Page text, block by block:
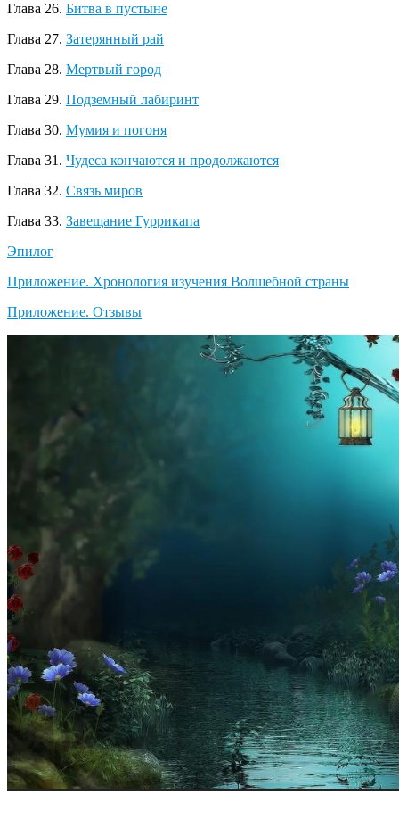
Глава 26. Битва в пустыне
Глава 27. Затерянный рай
Глава 28. Мертвый город
Глава 29. Подземный лабиринт
Глава 30. Мумия и погоня
Глава 31. Чудеса кончаются и продолжаются
Глава 32. Связь миров
Глава 33. Завещание Гуррикапа
Эпилог
Приложение. Хронология изучения Волшебной страны
Приложение. Отзывы